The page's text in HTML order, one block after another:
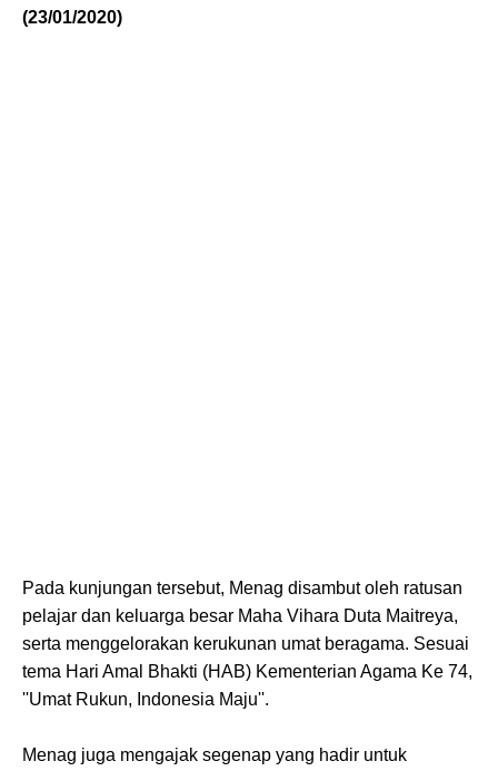
(23/01/2020)
Pada kunjungan tersebut, Menag disambut oleh ratusan
pelajar dan keluarga besar Maha Vihara Duta Maitreya,
serta menggelorakan kerukunan umat beragama. Sesuai
tema Hari Amal Bhakti (HAB) Kementerian Agama Ke 74,
''Umat Rukun, Indonesia Maju''.
Menag juga mengajak segenap yang hadir untuk